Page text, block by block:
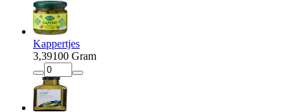
Kappertjes
3,39100 Gram